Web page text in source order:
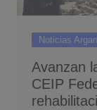
Noticias
Avanzan
CEIP